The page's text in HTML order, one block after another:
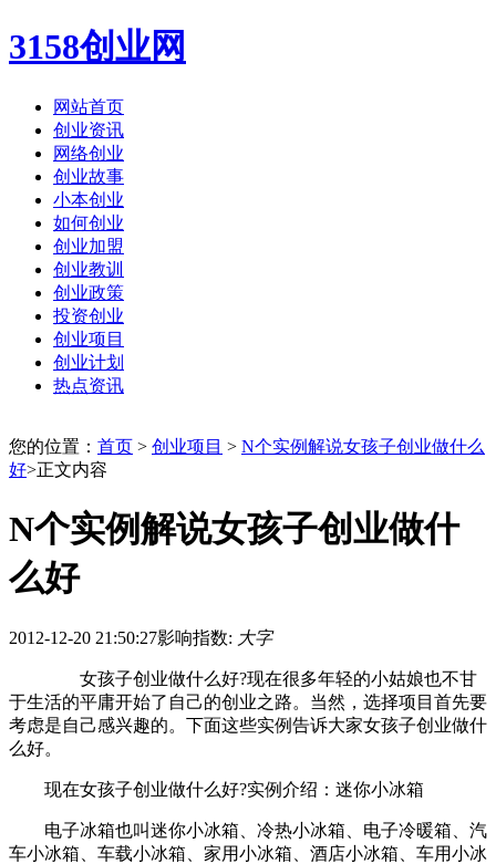
3158创业网
网站首页
创业资讯
网络创业
创业故事
小本创业
如何创业
创业加盟
创业教训
创业政策
投资创业
创业项目
创业计划
热点资讯
您的位置： 首页 > 创业项目 > N个实例解说女孩子创业做什么
好>正文内容
N个实例解说女孩子创业做什
么好
2012-12-20 21:50:27影响指数: 大字
女孩子创业做什么好?现在很多年轻的小姑娘也不甘
于生活的平庸开始了自己的创业之路。当然，选择项目首先要
考虑是自己感兴趣的。下面这些实例告诉大家女孩子创业做什
么好。
现在女孩子创业做什么好?实例介绍：迷你小冰箱
电子冰箱也叫迷你小冰箱、冷热小冰箱、电子冷暖箱、汽
车小冰箱、车载小冰箱、家用小冰箱、酒店小冰箱、车用小冰